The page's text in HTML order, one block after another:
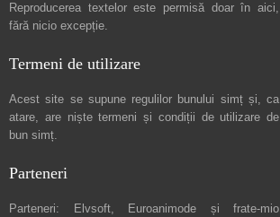
Reproducerea textelor este permisă doar în aici,
fără nicio excepție.
Termeni de utilizare
Acest site se supune regulilor bunului simț și, ca
atare, are niștetermeni și condiții de utilizare de
bun simț.
Parteneri
Parteneri: Elvsoft, Euroanimode și frate-mio